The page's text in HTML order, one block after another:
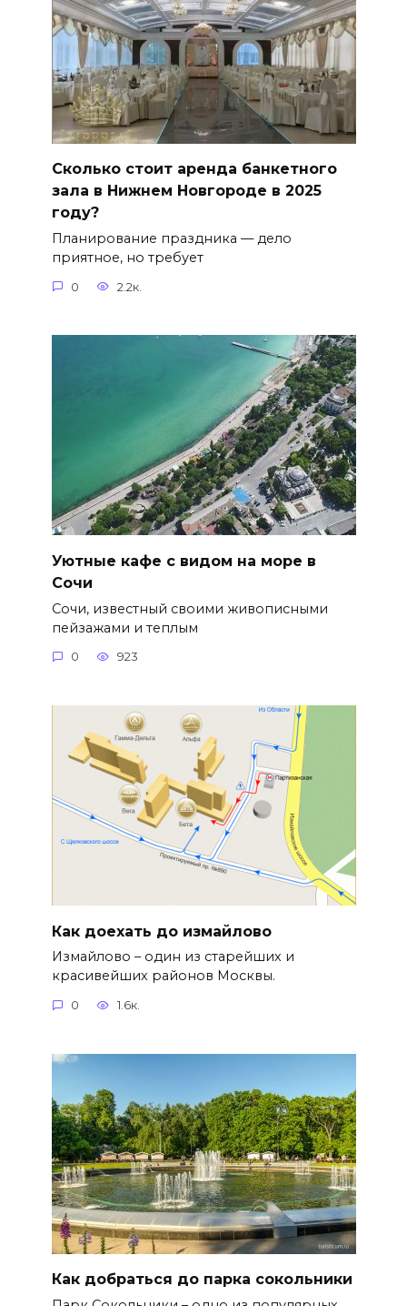
Сколько стоит аренда банкетного
зала в Нижнем Новгороде в 2025
году?
Планирование праздника — дело
приятное, но требует
0 2.2к.
Уютные кафе с видом на море в
Сочи
Сочи, известный своими живописными
пейзажами и теплым
0 923
Как доехать до измайлово
Измайлово – один из старейших и
красивейших районов Москвы.
0 1.6к.
Как добраться до парка сокольники